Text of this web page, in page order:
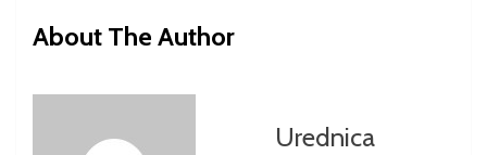
About The Author
Urednica